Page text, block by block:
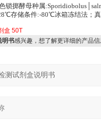
锁掷酵母种属
存储条件:-80℃冰箱冻结法；
盒 50T
明书感兴趣，想了解更详细的产品